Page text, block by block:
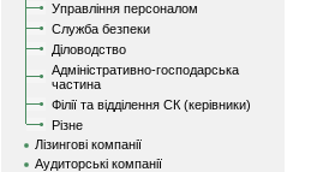
Управління персоналом
Служба безпеки
Діловодство
Адміністративно-господарська
частина
Філії та відділення СК (керівники)
Різне
Лізингові компанії
Аудиторські компанії